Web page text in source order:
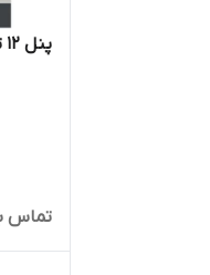
پنل ١٢ تصویری الکتروپیک مدل ١٠٨۶
تماس